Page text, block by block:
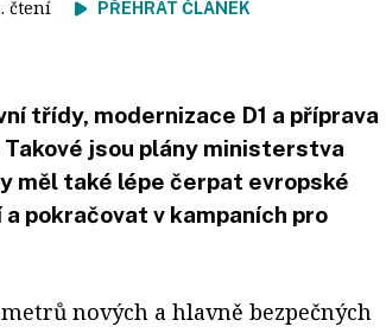
čtení PŘEHRÁT ČLÁNEK
třídy, modernizace D1 a příprava
jsou plány ministerstva
měl také lépe čerpat evropské
pokračovat v kampaních pro
nových a hlavně bezpečných